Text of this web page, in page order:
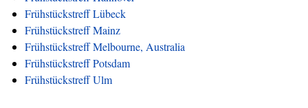
Frühstückstreff Lübeck
Frühstückstreff Mainz
Frühstückstreff Melbourne, Australia
Frühstückstreff Potsdam
Frühstückstreff Ulm